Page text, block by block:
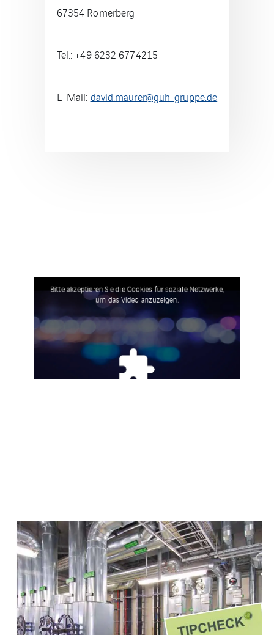
67354 Römerberg
Tel.: +49 6232 6774215
E-Mail: david.maurer@guh-gruppe.de
Bitte akzeptieren Sie die Cookies für soziale Netzwerke,
um das Video anzuzeigen.